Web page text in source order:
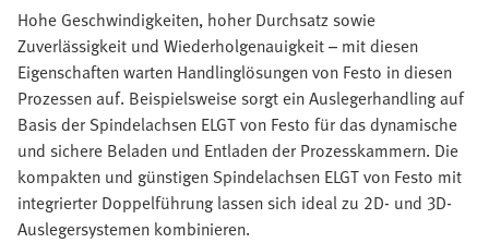
Hohe Geschwindigkeiten, hoher Durchsatz sowie
Zuverlässigkeit und Wiederholgenauigkeit – mit diesen
Eigenschaften warten Handlinglösungen von Festo in diesen
Prozessen auf. Beispielsweise sorgt ein Auslegerhandling auf
Basis der Spindelachsen ELGT von Festo für das dynamische
und sichere Beladen und Entladen der Prozesskammern. Die
kompakten und günstigen Spindelachsen ELGT von Festo mit
integrierter Doppelführung lassen sich ideal zu 2D- und 3D-
Auslegersystemen kombinieren.